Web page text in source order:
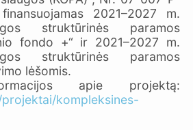
2021–2027 m.
struktūrinės paramos
fondo +“ ir 2021–2027 m.
struktūrinės paramos
lėšomis.
apie projektą:
kompleksines-